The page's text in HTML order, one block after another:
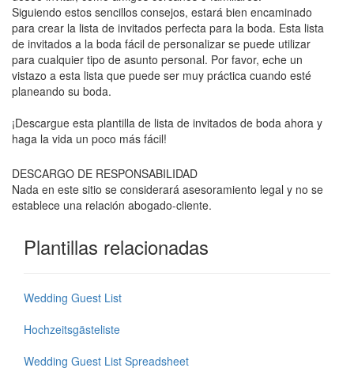
Siguiendo estos sencillos consejos, estará bien encaminado
para crear la lista de invitados perfecta para la boda. Esta lista
de invitados a la boda fácil de personalizar se puede utilizar
para cualquier tipo de asunto personal. Por favor, eche un
vistazo a esta lista que puede ser muy práctica cuando esté
planeando su boda.
¡Descargue esta plantilla de lista de invitados de boda ahora y
haga la vida un poco más fácil!
DESCARGO DE RESPONSABILIDAD
Nada en este sitio se considerará asesoramiento legal y no se
establece una relación abogado-cliente.
Plantillas relacionadas
Wedding Guest List
Hochzeitsgästeliste
Wedding Guest List Spreadsheet